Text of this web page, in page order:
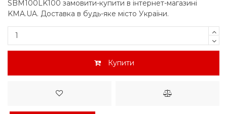
SBM100LK100 замовити-купити в інтернет-магазині
KMA.UA. Доставка в будь-яке місто України.
Купити